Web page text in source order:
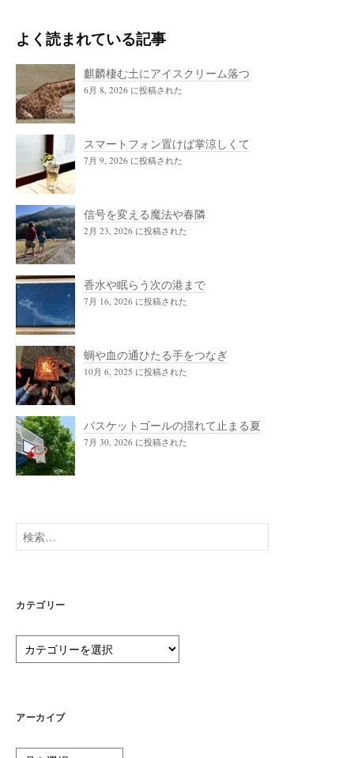
よく読まれている記事
麒麟棲む土にアイスクリーム落つ
6月 8, 2026 に投稿された
スマートフォン置けば掌涼しくて
7月 9, 2026 に投稿された
信号を変える魔法や春隣
2月 23, 2026 に投稿された
香水や眠らう次の港まで
7月 16, 2026 に投稿された
蜩や血の通ひたる手をつなぎ
10月 6, 2025 に投稿された
バスケットゴールの揺れて止まる夏
7月 30, 2026 に投稿された
検
索:
カテゴリー
テ
ー
アーカイブ